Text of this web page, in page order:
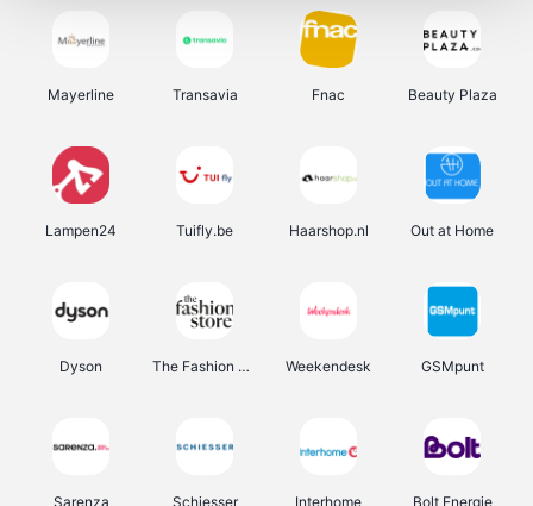
Mayerline Transavia Fnac Beauty Plaza
Lampen24 Tuifly.be Haarshop.nl Out at Home
Dyson The Fashion Store Weekendesk GSMpunt
Sarenza Schiesser Interhome Bolt Energie